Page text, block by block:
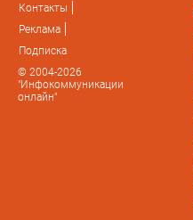
Контакты
Реклама
Подписка
© 2004-2026
"Инфокоммуникации
онлайн"